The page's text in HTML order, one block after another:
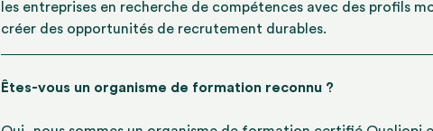
les entreprises en recherche de compétences avec des profils
créer des opportunités de recrutement durables.
Êtes-vous un organisme de formation reconnu ?